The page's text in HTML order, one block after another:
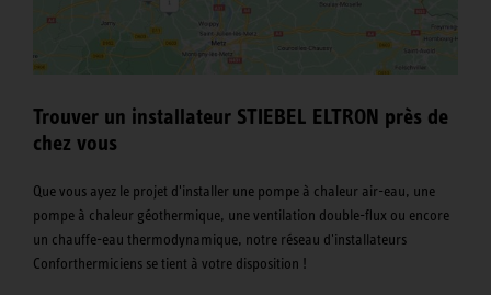
Trouver un installateur STIEBEL ELTRON près de
chez vous
Que vous ayez le projet d'installer une pompe à chaleur air-eau, une
pompe à chaleur géothermique, une ventilation double-flux ou encore
un chauffe-eau thermodynamique, notre réseau d'installateurs
Conforthermiciens se tient à votre disposition !